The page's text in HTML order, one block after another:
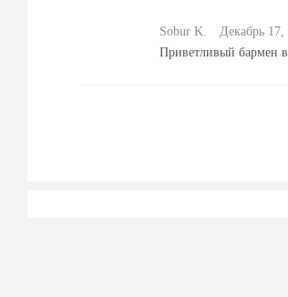
Sobur K.
Декабрь 17,
Приветливый бармен